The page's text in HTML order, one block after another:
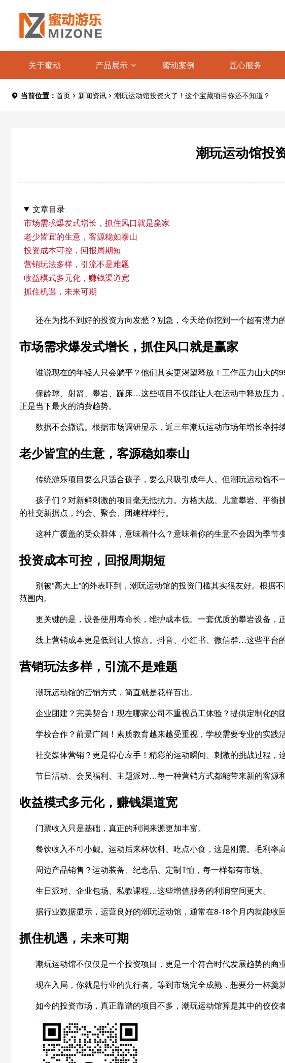
关于蜜动 产品展示 蜜动案例 匠心服务
当前位置： 首页 新闻资讯 潮玩运动馆投资火了！这个宝藏项目你还不知道？
潮玩运动馆投
文章目录
市场需求爆发式增长，抓住风口就是赢家
老少皆宜的生意，客源稳如泰山
投资成本可控，回报周期短
营销玩法多样，引流不是难题
收益模式多元化，赚钱渠道宽
抓住机遇，未来可期
还在为找不到好的投资方向发愁？别急，今天给你挖到一个超有潜
市场需求爆发式增长，抓住风口就是赢家
谁说现在的年轻人只会躺平？他们其实更渴望释放！工作压力山大的
保龄球、射箭、攀岩、蹦床…这些项目不仅能让人在运动中释放压力
正是当下最火的消费趋势。
数据不会撒谎。根据市场调研显示，近三年潮玩运动市场年增长率持
老少皆宜的生意，客源稳如泰山
传统游乐项目要么只适合孩子，要么只吸引成年人。但潮玩运动馆不
孩子们？对新鲜刺激的项目毫无抵抗力。方格大战、儿童攀岩、平
的社交新据点，约会、聚会、团建样样行。
这种广覆盖的受众群体，意味着什么？意味着你的生意不会因为季节
投资成本可控，回报周期短
别被”高大上”的外表吓到，潮玩运动馆的投资门槛其实很友好。根
范围内。
更关键的是，设备使用寿命长，维护成本低。一套优质的攀岩设备，
线上营销成本更是低到让人惊喜。抖音、小红书、微信群…这些平台
营销玩法多样，引流不是难题
潮玩运动馆的营销方式，简直就是花样百出。
企业团建？完美契合！现在哪家公司不重视员工体验？提供定制化的
学校合作？前景广阔！素质教育越来越受重视，学校需要专业的实践
社交媒体营销？更是得心应手！精彩的运动瞬间、刺激的挑战过程，
节日活动、会员福利、主题派对…每一种营销方式都能带来新的客源和
收益模式多元化，赚钱渠道宽
门票收入只是基础，真正的利润来源更加丰富。
餐饮收入不可小觑。运动后来杯饮料、吃点小食，这是刚需。毛利率
周边产品销售？运动装备、纪念品、定制T恤，每一样都有市场。
生日派对、企业包场、私教课程…这些增值服务的利润空间更大。
据行业数据显示，运营良好的潮玩运动馆，通常在8-18个月内就能收
抓住机遇，未来可期
潮玩运动馆不仅仅是一个投资项目，更是一个符合时代发展趋势的
现在入局，你就是行业的先行者。等到市场完全成熟，想要分一杯羹
如今的投资市场，真正靠谱的项目不多，潮玩运动馆算是其中的佼